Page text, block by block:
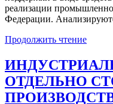
реализации
Федерации.
Продолжить чтение
ОТДЕЛЬНО